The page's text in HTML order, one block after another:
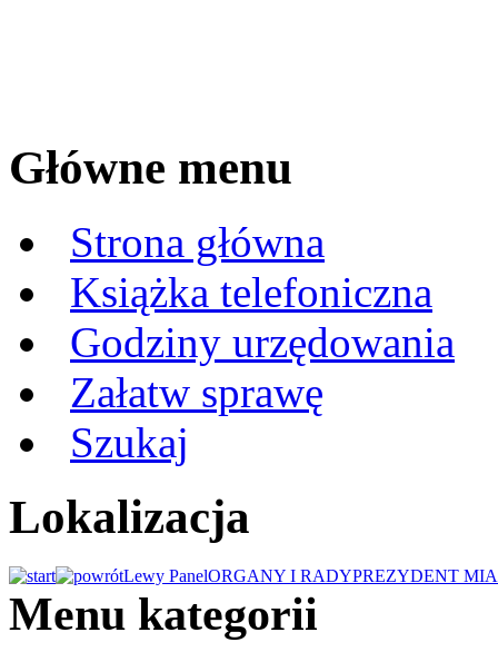
Główne menu
Strona główna
Książka telefoniczna
Godziny urzędowania
Załatw sprawę
Szukaj
Lokalizacja
Lewy PanelORGANY I RADYPREZYDENT
Menu kategorii